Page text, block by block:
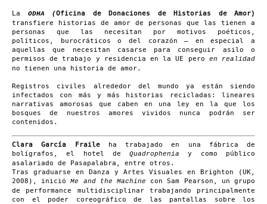
La ODHA (Oficina de Donaciones de Historias de Amor)
transfiere historias de amor de personas que las tienen a
personas que las necesitan por motivos poéticos,
políticos, burocráticos o del corazón – en especial a
aquellas que necesitan casarse para conseguir asilo o
permisos de trabajo y residencia en la UE pero en realidad
no tienen una historia de amor.
Registros civiles alrededor del mundo ya están siendo
infectados con más y más historias recicladas: lineares
narrativas amorosas que caben en una ley en la que los
bosques de nuestros amores vividos nunca podrán ser
contenidos.
Clara García Fraileha trabajado en una fábrica de
bolígrafos, el hotel deQuadrophenia
y como público
asalariado de Pasapalabra, entre otros.
Tras graduarse en Danza y Artes Visuales en Brighton (UK,
2008), inicióMe and the Machine con Sam Pearson, un grupo
de performance multidisciplinar trabajando principalmente
con el poder coreográfico de las pantallas sobre los